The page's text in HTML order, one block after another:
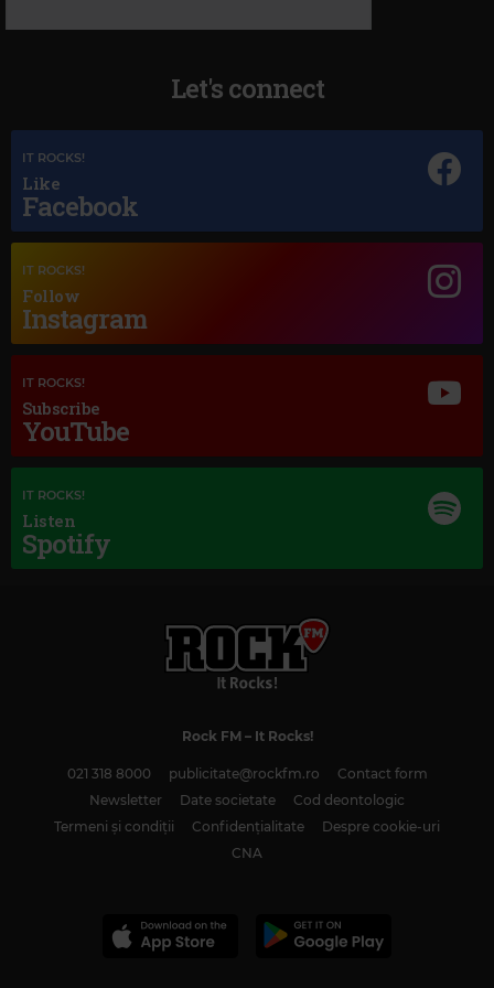
Magic Jazz
DAVID A STEWART LILY WAS HERE FT CANDY DULFER
Magic Classic Music
FRANZ LEHÁR –THE LAND OF SMILES: OVERTURE
Let's connect
IT ROCKS!
Like
Facebook
IT ROCKS!
Follow
Instagram
IT ROCKS!
Subscribe
YouTube
IT ROCKS!
Listen
Spotify
Rock FM– It Rocks!
021 318 8000 publicitate@rockfm.ro
Contact form
Newsletter
Date societate
Cod deontologic
Termeni și condiții
Confidențialitate
Despre cookie-uri
CNA